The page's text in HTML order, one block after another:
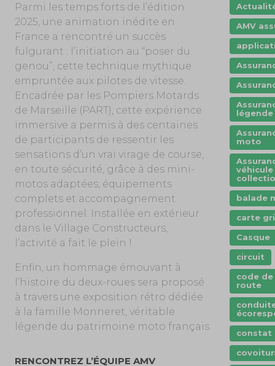
Parmi les temps forts de l’édition
2025, une animation inédite en
France a rencontré un succès
fulgurant : l’initiation au “poser du
genou”, cette technique mythique
empruntée aux pilotes de vitesse.
Encadrée par les Pompiers Motards
de Marseille (PART), cette expérience
immersive a permis à des centaines
de participants de ressentir les
sensations d’un vrai virage de course,
en toute sécurité, grâce à des mini-
motos adaptées, équipements
complets et accompagnement
professionnel. Installée en extérieur
dans le Village Constructeurs,
l’activité a fait le plein !
Enfin, un hommage émouvant à
l’histoire du deux-roues sera proposé
à travers une exposition rétro dédiée
à la famille Monneret, véritable
légende du patrimoine moto français.
RENCONTREZ L’ÉQUIPE AMV
AMV
légende
moto
véhicule
balade
carte
Casque
circuit
code de
route
constat